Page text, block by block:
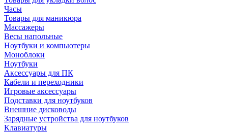
Часы
Товары для маникюра
Массажеры
Весы напольные
Ноутбуки и компьютеры
Моноблоки
Ноутбуки
Аксессуары для ПК
Кабели и переходники
Игровые аксессуары
Подставки для ноутбуков
Внешние дисководы
Зарядные устройства для ноутбуков
Клавиатуры